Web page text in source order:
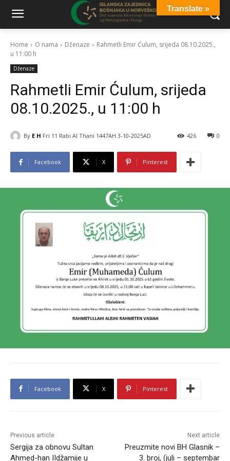
Home O nama Dženaze
Rahmetli Emir Ćulum, srijeda 08.10.2025.,
u 11:00 h
Dženaze
Rahmetli Emir Ćulum, srijeda
08.10.2025., u 11:00 h
By E H Fri 11 Rabi Al Thani 1447AH 3-10-2025AD 0
426
Facebook X Pinterest
Facebook X Pinterest
Previous article
Sergija za obnovu Sultan
Ahmed-han IIdžamije u
Next article
Preuzmite novi BH Glasnik –
3. broj, (juli – septembar
Translate »